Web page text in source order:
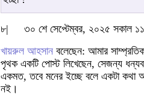
৮|
৩০ শে সেপ্টেম্বর, ২০২৫ সকাল
খায়রুল আহসান বলেছেন: আমার
পৃথক একটি পোস্ট লিখেছেন, সেজন্য
একমত, তবে মনের ইচ্ছে বলে একটা কথা
নই।